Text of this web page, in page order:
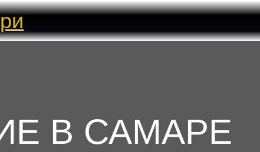
В САМАРЕ